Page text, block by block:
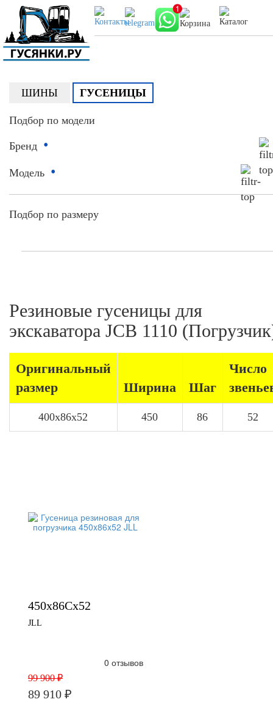
ШИНЫ ГУСЕНИЦЫ
Подбор по модели
Бренд •
Модель •
Подбор по размеру
Резиновые гусеницы для
экскаватора JCB 1110
Оригинальный
размер
Ширина Шаг
Число
400x86x52 450 86 52
450x86Cx52
JLL
0 отзывов
99 900 ₽
89 910 ₽